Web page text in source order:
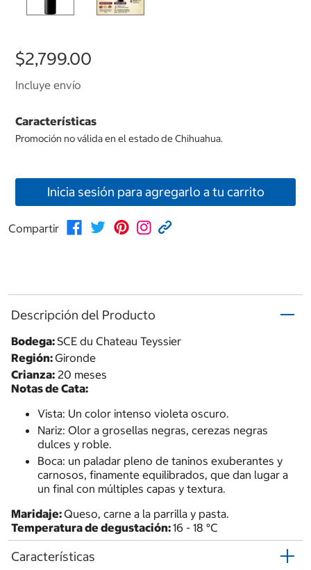
$2,799.00
Incluye envío
Características
Promoción no válida en el estado de Chihuahua.
Inicia sesión para agregarlo a tu carrito
Compartir
Descripción del Producto
Bodega:SCE du Chateau Teyssier
Región:Gironde
Crianza: 20 meses
Notas de Cata:
Vista: Un color intenso violeta oscuro.
Nariz: Olor a grosellas negras, cerezas negras
dulces y roble.
Boca: un paladar pleno de taninos exuberantes y
carnosos, finamente equilibrados, que dan lugar a
un final con múltiples capas y textura.
Maridaje:Queso, carne a la parrilla y pasta.
Temperatura de degustación:16 - 18 °C
Características